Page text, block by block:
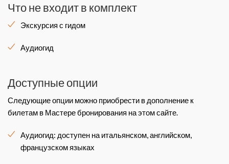
Что не входит в комплект
Экскурсия с гидом
Аудиогид
Доступные опции
Следующие опции можно приобрести в дополнение к
билетам в Мастере бронирования на этом сайте.
Аудиогид: доступен на итальянском, английском,
французском языках